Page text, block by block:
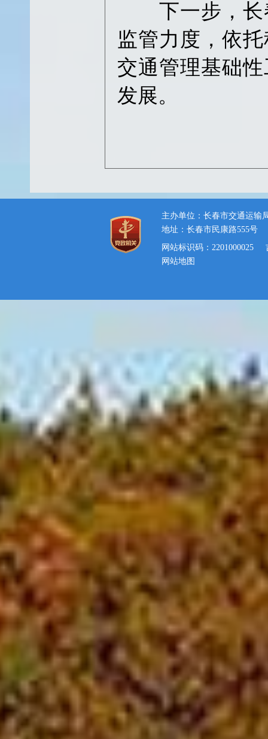
下一步，长
监管力度，依
交通管理基础
发展。
主办单位：长春市交通运输
地址：长春市民康路555号
网站标识码：2201000025
网站地图